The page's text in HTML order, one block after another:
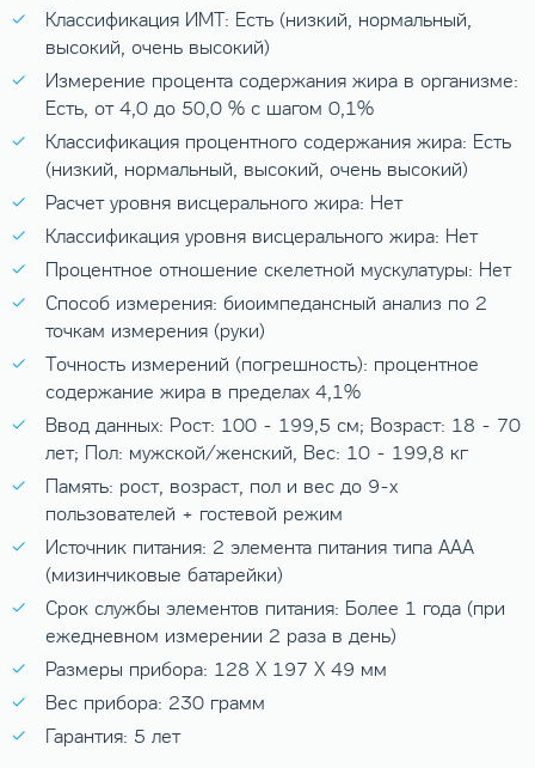
Классификация ИМТ: Есть (низкий, нормальный,
высокий, очень высокий)
Измерение процента содержания жира в организме:
Есть, от 4,0 до 50,0 % с шагом 0,1%
Классификация процентного содержания жира: Есть
(низкий, нормальный, высокий, очень высокий)
Расчет уровня висцерального жира: Нет
Классификация уровня висцерального жира: Нет
Процентное отношение скелетной мускулатуры: Нет
Способ измерения: биоимпедансный анализ по 2
точкам измерения (руки)
Точность измерений (погрешность): процентное
содержание жира в пределах 4,1%
Ввод данных: Рост: 100 - 199,5 см; Возраст: 18 - 70
лет; Пол: мужской/женский, Вес: 10 - 199,8 кг
Память: рост, возраст, пол и вес до 9-х
пользователей + гостевой режим
Источник питания: 2 элемента питания типа AAА
(мизинчиковые батарейки)
Срок службы элементов питания: Более 1 года (при
ежедневном измерении 2 раза в день)
Размеры прибора: 128 X 197 X 49 мм
Вес прибора: 230 грамм
Гарантия: 5 лет